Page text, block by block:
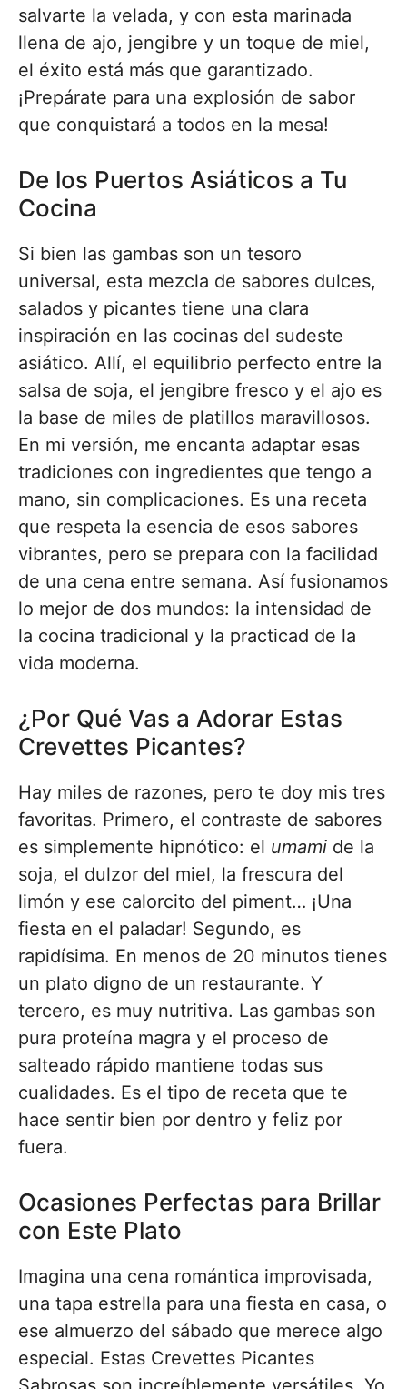
salvarte la velada, y con esta marinada
llena de ajo, jengibre y un toque de miel,
el éxito está más que garantizado.
¡Prepárate para una explosión de sabor
que conquistará a todos en la mesa!
De los Puertos Asiáticos a Tu
Cocina
Si bien las gambas son un tesoro
universal, esta mezcla de sabores dulces,
salados y picantes tiene una clara
inspiración en las cocinas del sudeste
asiático. Allí, el equilibrio perfecto entre la
salsa de soja, el jengibre fresco y el ajo es
la base de miles de platillos maravillosos.
En mi versión, me encanta adaptar esas
tradiciones con ingredientes que tengo a
mano, sin complicaciones. Es una receta
que respeta la esencia de esos sabores
vibrantes, pero se prepara con la facilidad
de una cena entre semana. Así fusionamos
lo mejor de dos mundos: la intensidad de
la cocina tradicional y la practicad de la
vida moderna.
¿Por Qué Vas a Adorar Estas
Crevettes Picantes?
Hay miles de razones, pero te doy mis tres
favoritas. Primero, el contraste de sabores
es simplemente hipnótico: el umami de la
soja, el dulzor del miel, la frescura del
limón y ese calorcito del piment… ¡Una
fiesta en el paladar! Segundo, es
rapidísima. En menos de 20 minutos tienes
un plato digno de un restaurante. Y
tercero, es muy nutritiva. Las gambas son
pura proteína magra y el proceso de
salteado rápido mantiene todas sus
cualidades. Es el tipo de receta que te
hace sentir bien por dentro y feliz por
fuera.
Ocasiones Perfectas para Brillar
con Este Plato
Imagina una cena romántica improvisada,
una tapa estrella para una fiesta en casa, o
ese almuerzo del sábado que merece algo
especial. Estas Crevettes Picantes